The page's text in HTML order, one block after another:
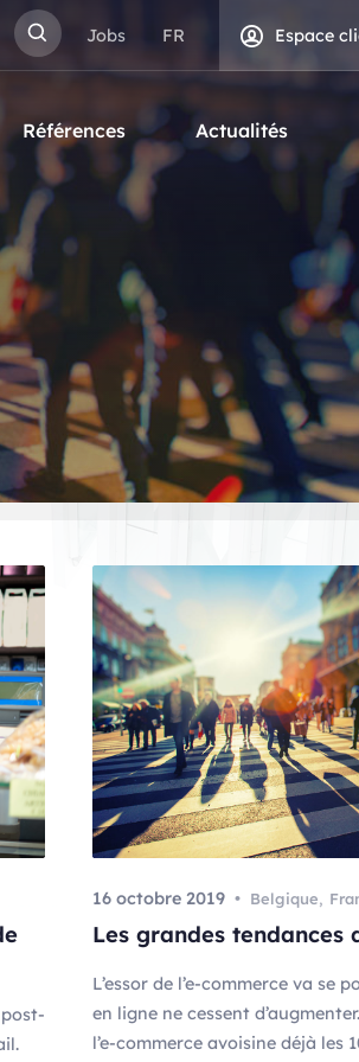
Jobs Espace
Références Actualités
Les grandes tendances
L’essor de l’e-commerce va se
en ligne ne cessent
l’e-commerce avoisine déjà les
16 octobre 2019 Belgique,